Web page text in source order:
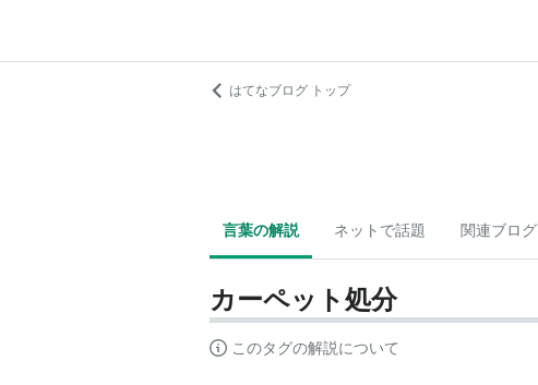
はてなブログ トップ
言葉の解説 ネットで話題 関連ブログ
カーペット処分
このタグの解説について